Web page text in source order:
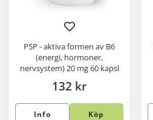
P5P - aktiva formen av B6
(energi, hormoner,
nervsystem) 20 mg 60 kapsl
132 kr
Info Köp